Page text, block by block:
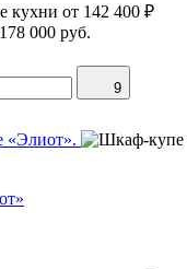
кухни от 142 400 ₽
178 000 руб.
9